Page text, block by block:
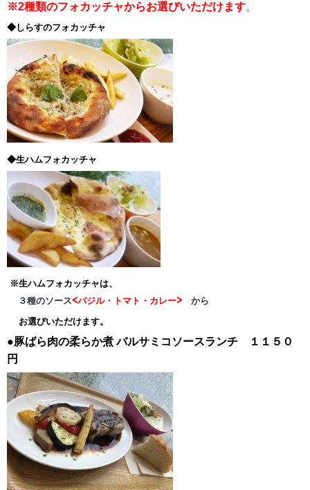
※2種類のフォカッチャからお選びいただけます。
◆しらすのフォカッチャ
◆生ハムフォカッチャ
※生ハムフォカッチャは、
３種のソース<バジル・トマト・カレー> から
お選びいただけます。
●豚ばら肉の柔らか煮バルサミコソースランチ １１５０
円